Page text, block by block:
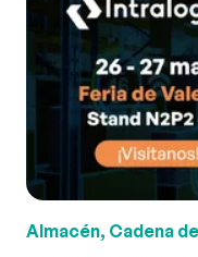
Almacén, Cadena